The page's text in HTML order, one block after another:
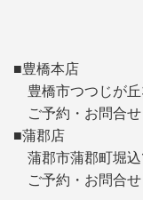
■豊橋本店
豊橋市つつじが
ご予約・お問合
■蒲郡店
蒲郡市蒲郡町堀込
ご予約・お問合